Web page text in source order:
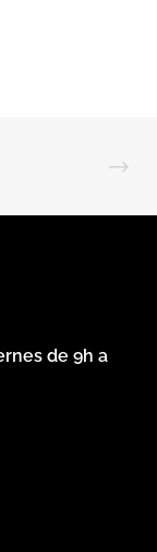
de 9h a